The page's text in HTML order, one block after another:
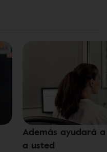
Además ayudará
a usted